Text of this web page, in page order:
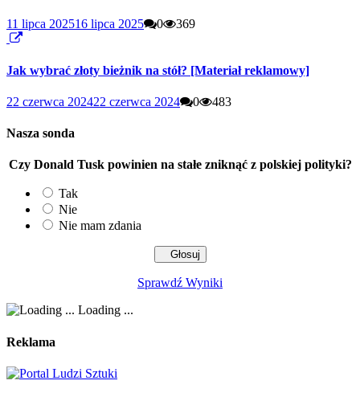
11 lipca 202516 lipca 2025 0 369
Jak wybrać złoty bieżnik na stół? [Materiał reklamowy]
22 czerwca 202422 czerwca 2024 0 483
Nasza sonda
Czy Donald Tusk powinien na stałe zniknąć z polskiej polityki?
Tak
Nie
Nie mam zdania
Sprawdź Wyniki
Loading ...
Reklama